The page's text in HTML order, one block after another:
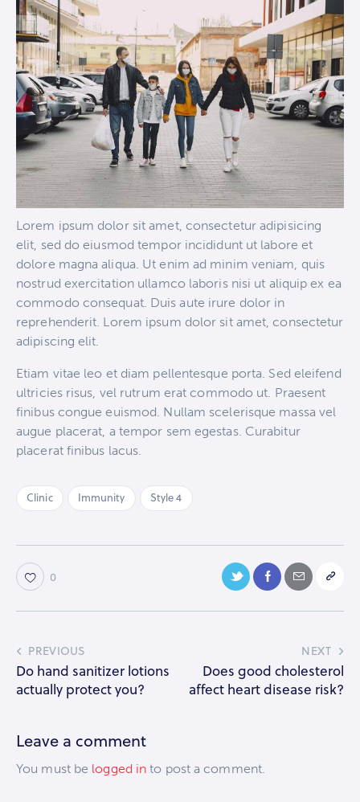
Lorem ipsum dolor sit amet, consectetur adipisicing
elit, sed do eiusmod tempor incididunt ut labore et
dolore magna aliqua. Ut enim ad minim veniam, quis
nostrud exercitation ullamco laboris nisi ut aliquip ex ea
commodo consequat. Duis aute irure dolor in
reprehenderit. Lorem ipsum dolor sit amet, consectetur
adipiscing elit.
Etiam vitae leo et diam pellentesque porta. Sed eleifend
ultricies risus, vel rutrum erat commodo ut. Praesent
finibus congue euismod. Nullam scelerisque massa vel
augue placerat, a tempor sem egestas. Curabitur
placerat finibus lacus.
Clinic Immunity Style 4
0
PREVIOUS
Do hand sanitizer lotions
actually protect you?
NEXT
Does good cholesterol
affect heart disease risk?
Leave a comment
You must be logged in to post a comment.